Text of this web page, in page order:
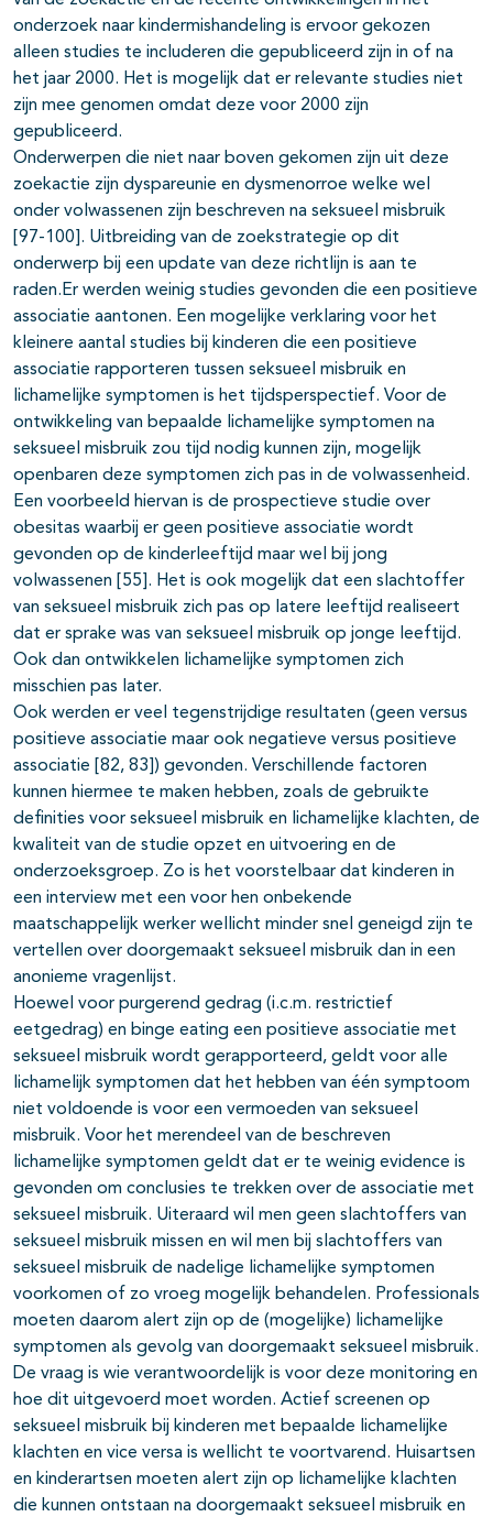
onderzoek naar kindermishandeling is ervoor gekozen
alleen studies te includeren die gepubliceerd zijn in of na
het jaar 2000. Het is mogelijk dat er relevante studies niet
zijn mee genomen omdat deze voor 2000 zijn
gepubliceerd.
Onderwerpen die niet naar boven gekomen zijn uit deze
zoekactie zijn dyspareunie en dysmenorroe welke wel
onder volwassenen zijn beschreven na seksueel misbruik
[97-100]. Uitbreiding van de zoekstrategie op dit
onderwerp bij een update van deze richtlijn is aan te
raden.Er werden weinig studies gevonden die een positieve
associatie aantonen. Een mogelijke verklaring voor het
kleinere aantal studies bij kinderen die een positieve
associatie rapporteren tussen seksueel misbruik en
lichamelijke symptomen is het tijdsperspectief. Voor de
ontwikkeling van bepaalde lichamelijke symptomen na
seksueel misbruik zou tijd nodig kunnen zijn, mogelijk
openbaren deze symptomen zich pas in de volwassenheid.
Een voorbeeld hiervan is de prospectieve studie over
obesitas waarbij er geen positieve associatie wordt
gevonden op de kinderleeftijd maar wel bij jong
volwassenen [55]. Het is ook mogelijk dat een slachtoffer
van seksueel misbruik zich pas op latere leeftijd realiseert
dat er sprake was van seksueel misbruik op jonge leeftijd.
Ook dan ontwikkelen lichamelijke symptomen zich
misschien pas later.
Ook werden er veel tegenstrijdige resultaten (geen versus
positieve associatie maar ook negatieve versus positieve
associatie [82, 83]) gevonden. Verschillende factoren
kunnen hiermee te maken hebben, zoals de gebruikte
definities voor seksueel misbruik en lichamelijke klachten, de
kwaliteit van de studie opzet en uitvoering en de
onderzoeksgroep. Zo is het voorstelbaar dat kinderen in
een interview met een voor hen onbekende
maatschappelijk werker wellicht minder snel geneigd zijn te
vertellen over doorgemaakt seksueel misbruik dan in een
anonieme vragenlijst.
Hoewel voor purgerend gedrag (i.c.m. restrictief
eetgedrag) en binge eating een positieve associatie met
seksueel misbruik wordt gerapporteerd, geldt voor alle
lichamelijk symptomen dat het hebben van één symptoom
niet voldoende is voor een vermoeden van seksueel
misbruik. Voor het merendeel van de beschreven
lichamelijke symptomen geldt dat er te weinig evidence is
gevonden om conclusies te trekken over de associatie met
seksueel misbruik. Uiteraard wil men geen slachtoffers van
seksueel misbruik missen en wil men bij slachtoffers van
seksueel misbruik de nadelige lichamelijke symptomen
voorkomen of zo vroeg mogelijk behandelen. Professionals
moeten daarom alert zijn op de (mogelijke) lichamelijke
symptomen als gevolg van doorgemaakt seksueel misbruik.
De vraag is wie verantwoordelijk is voor deze monitoring en
hoe dit uitgevoerd moet worden. Actief screenen op
seksueel misbruik bij kinderen met bepaalde lichamelijke
klachten en vice versa is wellicht te voortvarend. Huisartsen
en kinderartsen moeten alert zijn op lichamelijke klachten
die kunnen ontstaan na doorgemaakt seksueel misbruik en